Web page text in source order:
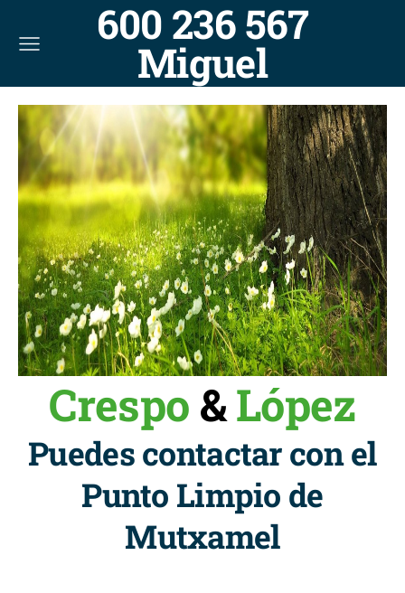
600 236 567
Miguel
Crespo &López
Puedes contactar con el
Punto Limpio de
Mutxamel